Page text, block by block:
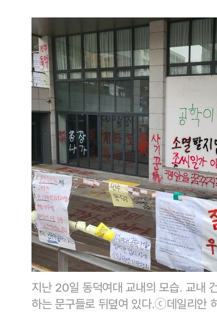
지난 20일 동덕여대 교내의 모습. 교내
하는 문구들로 뒤뎦여 있다.ⓒ데일리안